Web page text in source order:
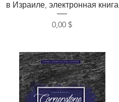
в Израиле, электронная книга
Цена
0,00 $